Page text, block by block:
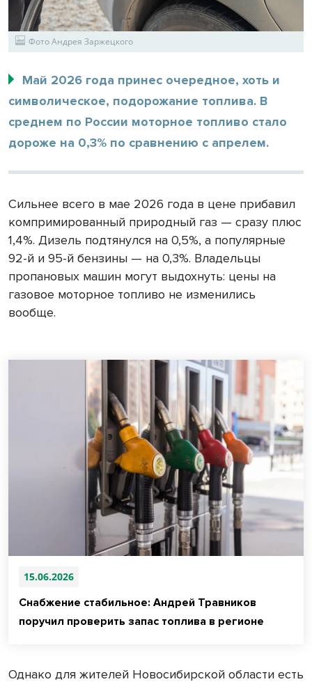
Фото Андрея Заржецкого
Май 2026 года принес очередное, хоть и
символическое, подорожание топлива. В
среднем по России моторное топливо стало
дороже на 0,3% по сравнению с апрелем.
Сильнее всего в мае 2026 года в цене прибавил
компримированный природный газ — сразу плюс
1,4%. Дизель подтянулся на 0,5%, а популярные
92-й и 95-й бензины — на 0,3%. Владельцы
пропановых машин могут выдохнуть: цены на
газовое моторное топливо не изменились
вообще.
15.06.2026
Снабжение стабильное: Андрей Травников
поручил проверить запас топлива в регионе
Однако для жителей Новосибирской области есть